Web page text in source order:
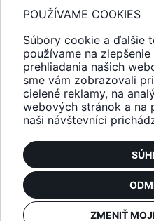
POUŽÍVAME COOKIES
Súbory cookie a ďalšie
používame na
prehliadania našich
sme vám zobrazovali
cielené reklamy, na
webových stránok a na
naši návštevníci
ZMENIŤ